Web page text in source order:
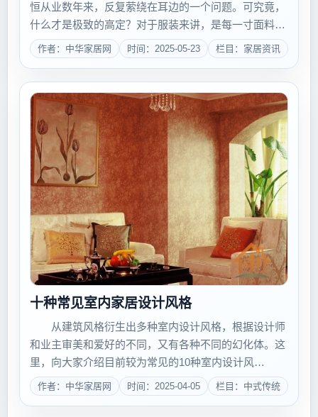
恒从业数年来，反复萦绕在耳边的一个问题。可究竟，
什么才是极致的高定？对于服装来讲，是每一寸面料与
肌肤线条的完美合贴；对于珠宝来讲，是工匠技艺与灵
感跟佩戴者的内涵相洽。而对于家来讲，王恒给出的答
作者：中华家居网 时间：2025-05-23 栏目：家居资讯
十种常见室内家居设计风格
从建筑风格衍生出多种室内设计风格，根据设计师
和业主审美和爱好的不同，又有各种不同的幻化体。这
里，向大家介绍目前较为常见的10种室内设计风
格。 古典风格(豪华富裕) 在装修刚兴起的年
代，装修大多追求的是较为豪华富裕的风格。尤其是在
作者：中华家居网 时间：2025-04-05 栏目：中式传统